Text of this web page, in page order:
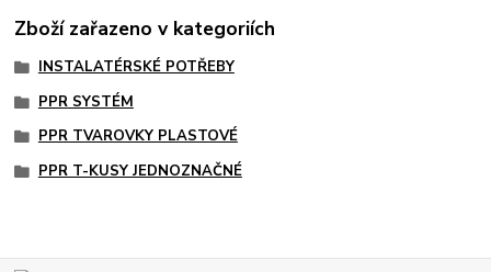
Zboží zařazeno v kategoriích
INSTALATÉRSKÉ POTŘEBY
PPR SYSTÉM
PPR TVAROVKY PLASTOVÉ
PPR T-KUSY JEDNOZNAČNÉ